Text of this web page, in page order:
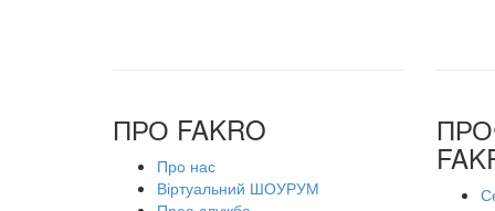
ПРО FAKRO
Про нас
Віртуальний ШОУРУМ